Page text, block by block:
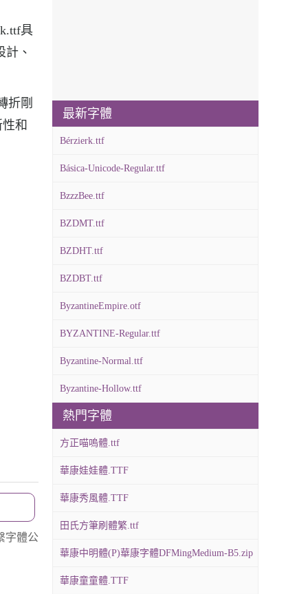
具
、
折剛
和
字體公
最新字體
Bérzierk.ttf
Básica-Unicode-Regular.ttf
BzzzBee.ttf
BZDMT.ttf
BZDHT.ttf
BZDBT.ttf
ByzantineEmpire.otf
BYZANTINE-Regular.ttf
Byzantine-Normal.ttf
Byzantine-Hollow.ttf
熱門字體
方正喵嗚體.ttf
華康娃娃體.TTF
華康秀風體.TTF
田氏方筆刷體繁.ttf
華康中明體(P)華康字體DFMingMedium-B5.zip
華康童童體.TTF